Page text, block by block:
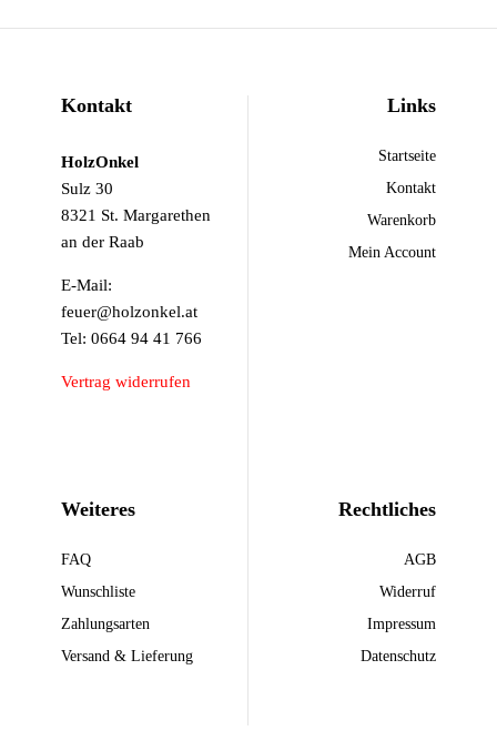
Kontakt
HolzOnkel
Sulz 30
8321 St. Margarethen
an der Raab
E-Mail:
feuer@holzonkel.at
Tel: 0664 94 41 766
Vertrag widerrufen
Links
Startseite
Kontakt
Warenkorb
Mein Account
Weiteres
FAQ
Wunschliste
Zahlungsarten
Versand & Lieferung
Rechtliches
AGB
Widerruf
Impressum
Datenschutz